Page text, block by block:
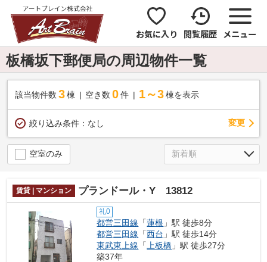
お気に入り 閲覧履歴 メニュー
板橋坂下郵便局の周辺物件一覧
該当物件数 3棟 空き数 0 件 1～3 棟を表示
絞り込み条件： なし 変更
空室のみ
賃貸 | マンション プランドール・Y 13812
礼0
都営三田線 「蓮根 」駅 徒歩8分
都営三田線 「西台 」駅 徒歩14分
東武東上線 「 上板橋 」駅 徒歩27分
築37年